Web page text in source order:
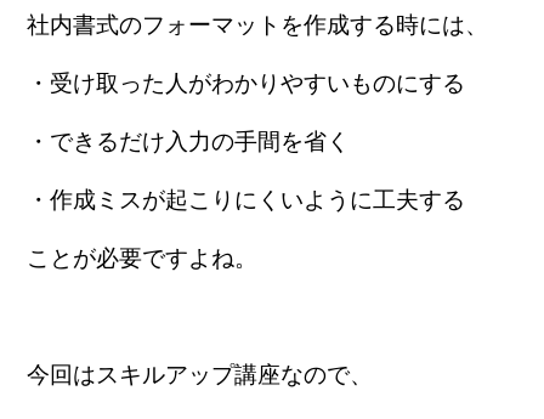
社内書式のフォーマットを作成する時には、
・受け取った人がわかりやすいものにする
・できるだけ入力の手間を省く
・作成ミスが起こりにくいように工夫する
ことが必要ですよね。
今回はスキルアップ講座なので、